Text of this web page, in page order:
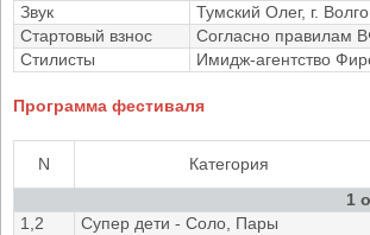
Звук
Тумский Олег, г.
Стартовый взнос
Согласно правилам
Стилисты
Имидж-агентство
Программа фестиваля
N Категория
1
1,2
Супер дети - Соло, Пары